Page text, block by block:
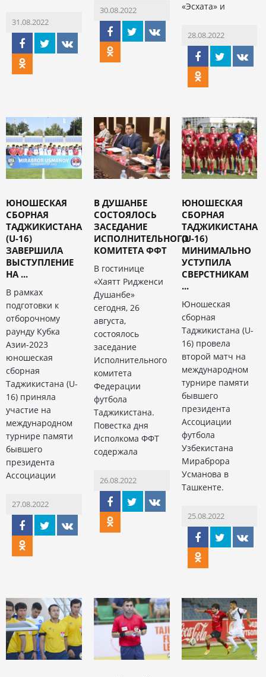
31.08.2022
30.08.2022
«Эсхата» и
28.08.2022
ЮНОШЕСКАЯ
СБОРНАЯ
ТАДЖИКИСТАНА
(U-16)
ЗАВЕРШИЛА
ВЫСТУПЛЕНИЕ
НА ...
В рамках
подготовки к
отборочному
раунду Кубка
Азии-2023
юношеская
сборная
Таджикистана (U-
16) приняла
участие на
международном
турнире памяти
бывшего
президента
Ассоциации
27.08.2022
В ДУШАНБЕ
СОСТОЯЛОСЬ
ЗАСЕДАНИЕ
ИСПОЛНИТЕЛЬНОГО
КОМИТЕТА ФФТ
В гостинице
«Хаятт Ридженси
Душанбе»
сегодня, 26
августа,
состоялось
заседание
Исполнительного
комитета
Федерации
футбола
Таджикистана.
Повестка дня
Исполкома ФФТ
содержала
26.08.2022
ЮНОШЕСКАЯ
СБОРНАЯ
ТАДЖИКИСТАНА
(U-16)
МИНИМАЛЬНО
УСТУПИЛА
СВЕРСТНИКАМ
...
Юношеская
сборная
Таджикистана (U-
16) провела
второй матч на
международном
турнире памяти
бывшего
президента
Ассоциации
футбола
Узбекистана
Мираброра
Усманова в
Ташкенте.
25.08.2022